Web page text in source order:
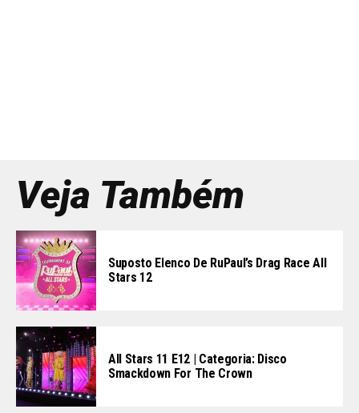
Veja Também
Suposto Elenco De RuPaul’s Drag Race All
Stars 12
All Stars 11 E12 | Categoria: Disco
Smackdown For The Crown